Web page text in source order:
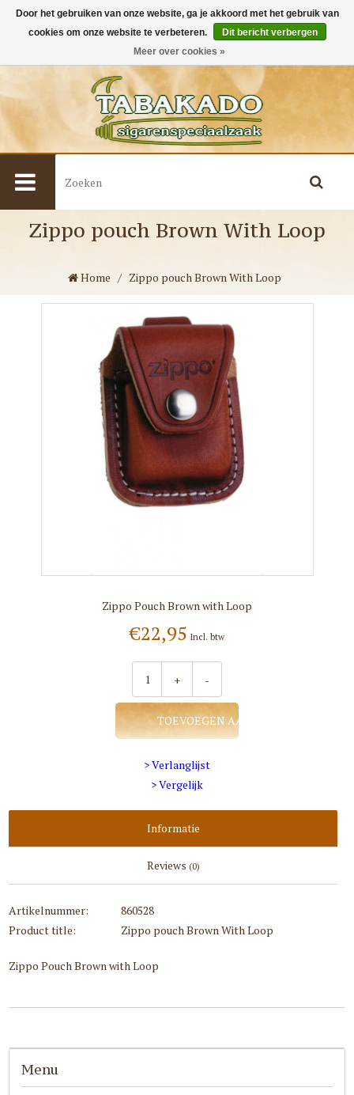
Zippo pouch Brown With Loop
Home / Zippo pouch Brown With Loop
Zippo Pouch Brown with Loop
€22,95 Incl. btw
+ -
TOEVOEGEN AAN WINKELWAGEN
> Verlanglijst
> Vergelijk
Informatie
Reviews (0)
Artikelnummer:
860528
Product title:
Zippo pouch Brown With Loop
Zippo Pouch Brown with Loop
Menu
Door het gebruiken van onze website, ga je akkoord met het gebruik van
cookies om onze website te verbeteren.
Dit bericht verbergen
Meer over cookies »